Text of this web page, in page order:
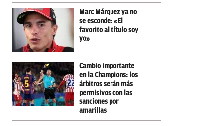
Marc Márquez ya no
se esconde: «El
favorito al título soy
yo»
Cambio importante
en la Champions: los
árbitros serán más
permisivos con las
sanciones por
amarillas